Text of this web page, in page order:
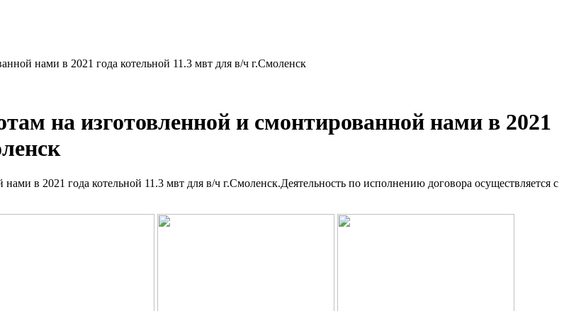
нами в 2021 года котельной 11.3 мвт для в/ч г.Смоленск
на изготовленной и смонтированной нами в 2021
в 2021 года котельной 11.3 мвт для в/ч г.Смоленск.Деятельность по исполнению договора осуществляется с